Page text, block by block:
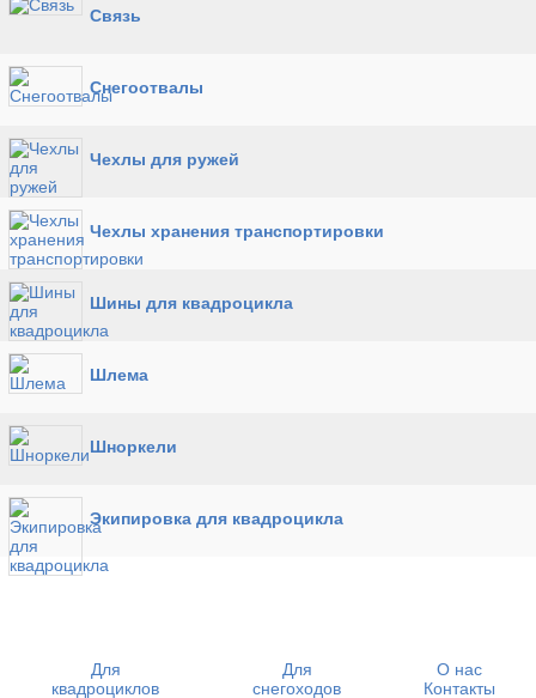
Связь
Снегоотвалы
Чехлы для ружей
Чехлы хранения транспортировки
Шины для квадроцикла
Шлема
Шноркели
Экипировка для квадроцикла
Для
квадроциклов
Для
снегоходов
О нас
Контакты